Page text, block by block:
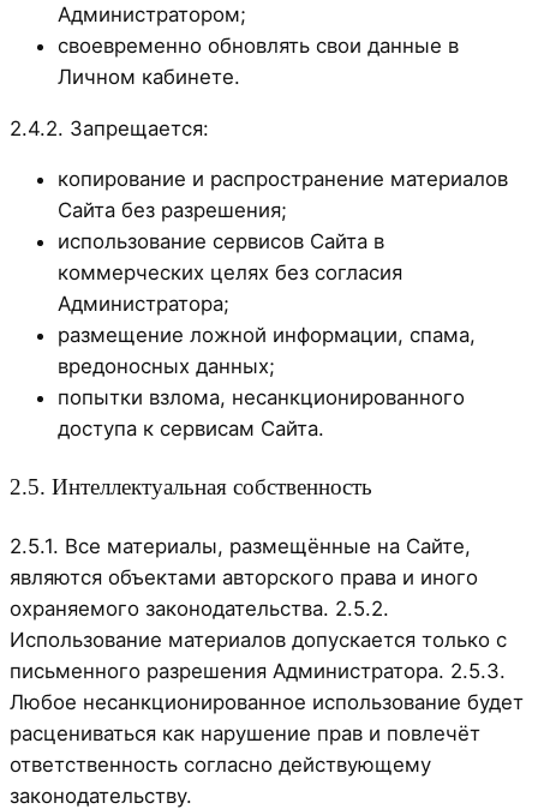
Администратором;
своевременно обновлять свои данные в
Личном кабинете.
2.4.2. Запрещается:
копирование и распространение материалов
Сайта без разрешения;
использование сервисов Сайта в
коммерческих целях без согласия
Администратора;
размещение ложной информации, спама,
вредоносных данных;
попытки взлома, несанкционированного
доступа к сервисам Сайта.
2.5. Интеллектуальная собственность
2.5.1. Все материалы, размещённые на Сайте,
являются объектами авторского права и иного
охраняемого законодательства. 2.5.2.
Использование материалов допускается только с
письменного разрешения Администратора. 2.5.3.
Любое несанкционированное использование будет
расцениваться как нарушение прав и повлечёт
ответственность согласно действующему
законодательству.